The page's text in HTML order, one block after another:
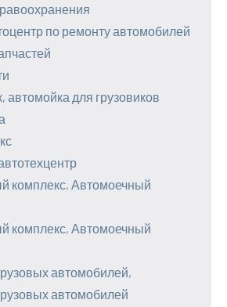
по ремонту автомобилей
автомойка для грузовиков
комплекс, Автомоечный
комплекс, Автомоечный
автомобилей,
автомобилей